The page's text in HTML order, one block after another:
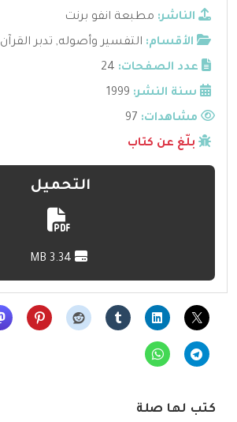
الناشر: مطبعة انفو برنت
الأقسام: التفسير وأصوله, تدبر القرآن
عدد الصفحات: 24
سنة النشر: 1999
مشاهدات:
بلّغ عن كتاب
التحميل
كتب لها صلة